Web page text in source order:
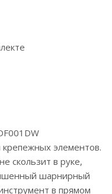
крепежных элементов.
скользит в руке,
шарнирный
в прямом